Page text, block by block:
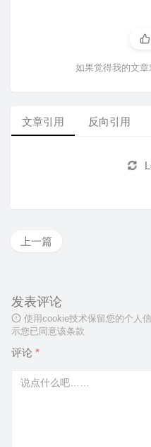
如果觉得我的文
文章引用 反向引用
上一篇
发表评论
使用cookie技术保留您的个人
示您已同意该条款
评论 *